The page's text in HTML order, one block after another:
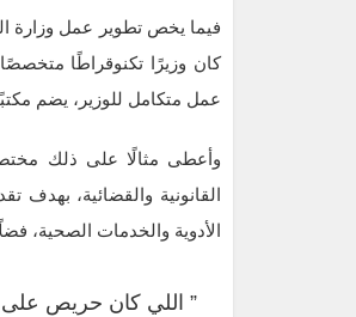
فيما يخص تطوير عمل وزارة
كان وزيرًا تكنوقراطًا
عمل متكامل للوزير، يضم
وأعطى مثالًا على ذلك
القانونية والقضائية، بهدف
الأدوية والخدمات الصحية،
” اللي كان حريص